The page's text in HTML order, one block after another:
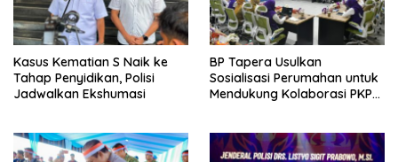
Kasus Kematian S Naik ke
Tahap Penyidikan, Polisi
Jadwalkan Ekshumasi
BP Tapera Usulkan
Sosialisasi Perumahan untuk
Mendukung Kolaborasi PKP